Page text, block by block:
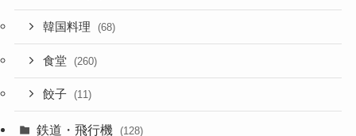
韓国料理 (68)
食堂 (260)
餃子 (11)
鉄道・飛行機 (128)